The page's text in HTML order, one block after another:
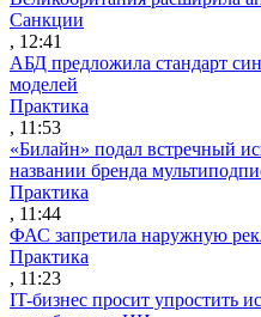
Санкции
, 12:41
АБД предложила стандарт
моделей
Практика
, 11:53
«Билайн» подал встречный
названии бренда
Практика
, 11:44
ФАС запретила наружную
Практика
, 11:23
IT-бизнес просит упростить